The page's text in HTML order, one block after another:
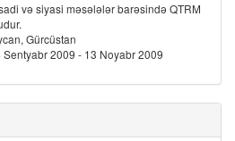
və siyasi məsələlər barəsində QTRM
Gürcüstan
Sentyabr 2009 - 13 Noyabr 2009